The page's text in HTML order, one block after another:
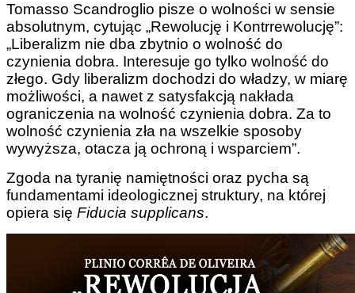
Tomasso Scandroglio pisze o wolności w sensie
absolutnym, cytując „Rewolucję i Kontrrewolucję”:
„Liberalizm nie dba zbytnio o wolność do
czynienia dobra. Interesuje go tylko wolność do
złego. Gdy liberalizm dochodzi do władzy, w miarę
możliwości, a nawet z satysfakcją nakłada
ograniczenia na wolność czynienia dobra. Za to
wolność czynienia zła na wszelkie sposoby
wywyższa, otacza ją ochroną i wsparciem”.
Zgoda na tyranię namiętności oraz pycha są
fundamentami ideologicznej struktury, na której
opiera się Fiducia supplicans.